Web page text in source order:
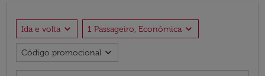
Ida e volta expand_more 1 Passageiro, Econômica expand_more
Código promocional expand_more